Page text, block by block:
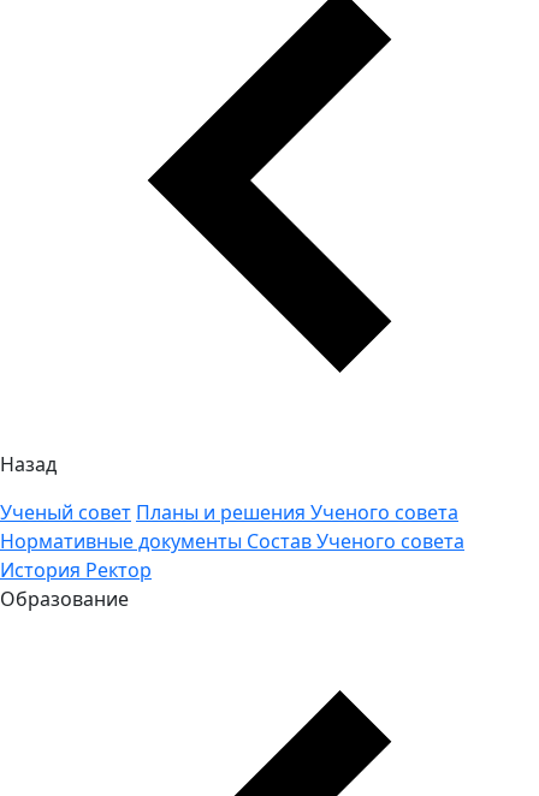
Назад
Ученый совет Планы и решения Ученого совета
Нормативные документы Состав Ученого совета
История Ректор
Образование